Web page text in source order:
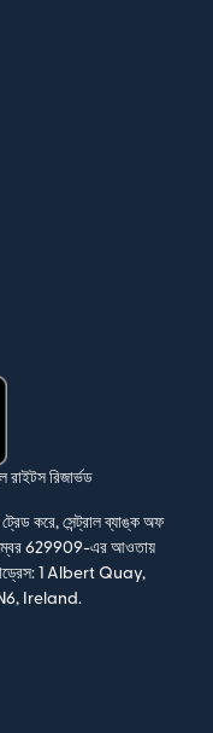
খুলবে)
রাইটস রিজার্ভড
করে, সেন্ট্রাল ব্যাঙ্ক অফ
নম্বর 629909-এর আওতায়
1 Albert Quay,
Ireland.